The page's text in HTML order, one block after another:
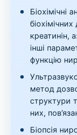
Біохімічні
креатинін,
інші
функцію
метод
структури
них,
Біопсія